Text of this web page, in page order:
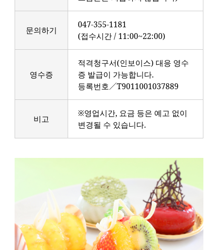
문의하기
047-355-1181
(접수시간 / 11:00~22:00)
영수증
적격청구서(인보이스) 대응 영수
증 발급이 가능합니다.
등록번호／T9011001037889
비고
※영업시간, 요금 등은 예고 없이
변경될 수 있습니다.